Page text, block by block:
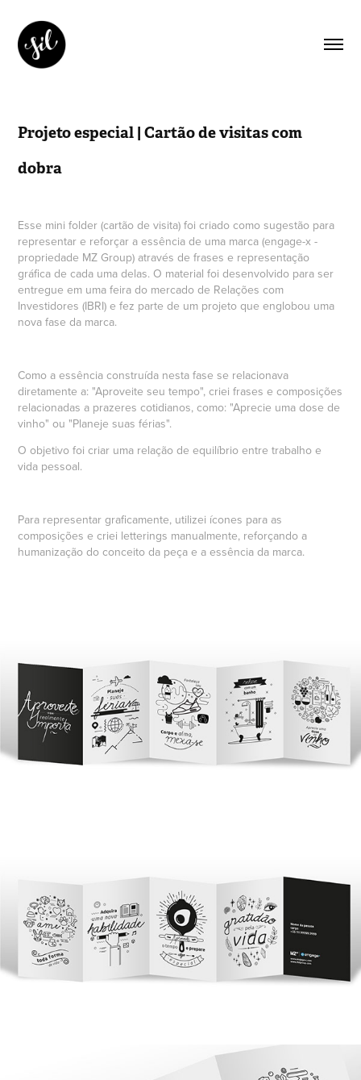
Projeto especial | Cartão de visitas com
dobra
Esse mini folder (cartão de visita) foi criado como sugestão para
representar e reforçar a essência de uma marca (engage-x -
propriedade MZ Group) através de frases e representação
gráfica de cada uma delas. O material foi desenvolvido para ser
entregue em uma feira do mercado de Relações com
Investidores (IBRI) e fez parte de um projeto que englobou uma
nova fase da marca.
Como a essência construída nesta fase se relacionava
diretamente a: "Aproveite seu tempo", criei frases e composições
relacionadas a prazeres cotidianos, como: "Aprecie uma dose de
vinho" ou "Planeje suas férias".
O objetivo foi criar uma relação de equilíbrio entre trabalho e
vida pessoal.
Para representar graficamente, utilizei ícones para as
composições e criei letterings manualmente, reforçando a
humanização do conceito da peça e a essência da marca.